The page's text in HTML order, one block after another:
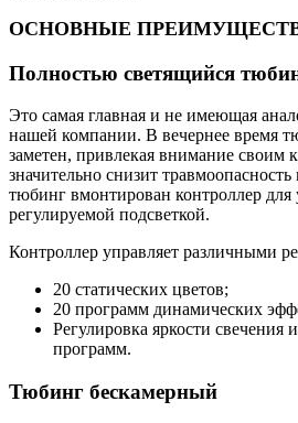
ОСНОВНЫЕ
Полностью светящийся
Это самая главная и не имеющая
нашей компании. В вечернее время
заметен, привлекая внимание своим
значительно снизит
тюбинг вмонтирован контроллер для
регулируемой подсветкой.
Контроллер управляет различными
20 статических цветов;
20 программ динамических
Регулировка яркости свечения
программ.
Тюбинг бескамерный